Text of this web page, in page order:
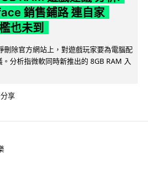
銷售鋪路 連自家
也未到
除官方網站上，對遊戲玩家要為電腦配
分析指微軟同時新推出的 8GB RAM 入
分享